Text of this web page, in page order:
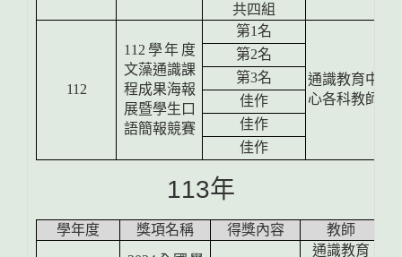
共四組
112
112 學年度
文藻通識課
程成果海報
展暨學生口
語簡報競賽
第1名
通識教育中
心各科教師
第2名
第3名
佳作
佳作
佳作
113年
學年度 獎項名稱 得獎內容 教師
通識教育